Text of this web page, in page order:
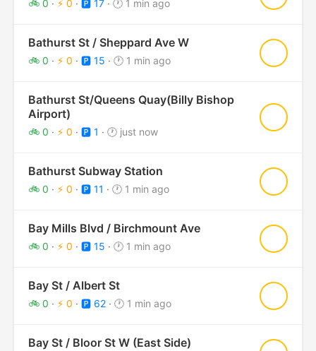
🚲 0 · ⚡ 0 · 🅿️ 17 · 🕐 1 min ago
Bathurst St / Sheppard Ave W
🚲 0 · ⚡ 0 · 🅿️ 15 · 🕐 1 min ago
Bathurst St/Queens Quay(Billy Bishop
Airport)
🚲 0 · ⚡ 0 · 🅿️ 1 · 🕐 just now
Bathurst Subway Station
🚲 0 · ⚡ 0 · 🅿️ 11 · 🕐 1 min ago
Bay Mills Blvd / Birchmount Ave
🚲 0 · ⚡ 0 · 🅿️ 15 · 🕐 1 min ago
Bay St / Albert St
🚲 0 · ⚡ 0 · 🅿️ 62 · 🕐 1 min ago
Bay St / Bloor St W (East Side)